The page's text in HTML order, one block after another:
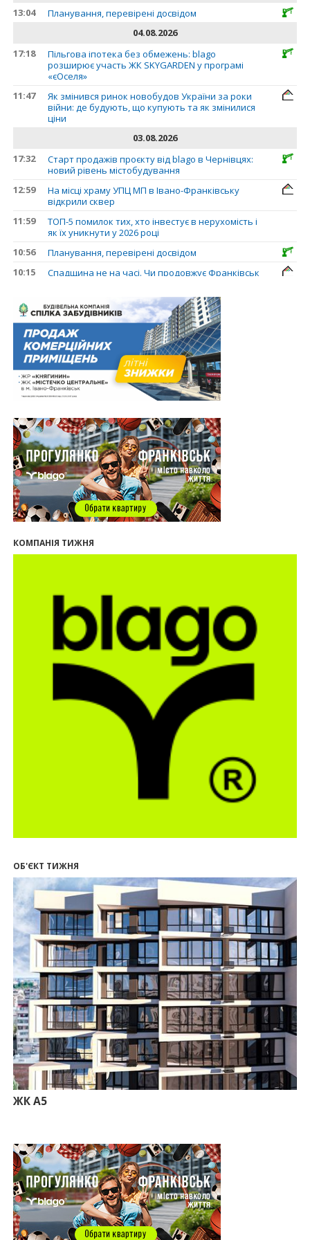
13:04
Планування, перевірені досвідом
04.08.2026
17:18
Пільгова іпотека без обмежень: blago
розширює участь ЖК SKYGARDEN у програмі
«єОселя»
11:47
Як змінився ринок новобудов України за роки
війни: де будують, що купують та як змінилися
ціни
03.08.2026
17:32
Старт продажів проєкту від blago в Чернівцях:
новий рівень містобудування
12:59
На місці храму УПЦ МП в Івано-Франківську
відкрили сквер
11:59
ТОП-5 помилок тих, хто інвестує в нерухомість і
як їх уникнути у 2026 році
10:56
Планування, перевірені досвідом
10:15
Спадщина не на часі. Чи продовжує Франківськ
31.07.2026
13:35
У Франківську анонсували новий житловий
масив «Надрічний»
30.07.2026
15:01
Ринок житла зміщується на захід: Франківськ —
серед лідерів за зростанням цін на новобудови
Панчишин про спадщину, забудову та
майбутнє міста
29.07.2026
13:31
Спадщина не на часі. Чи продовжує Франківськ
втрачати пам’ятки?
12:26
В Івано-Франківську розпочали будівництво
нового житлового масиву «Надрічний»
фахівців ринку нерухомості та девелоперів
для Івано-Франківська
Поліція затримала банду, яка привласнили
квартири у Києві та Франківську на понад 2,6
млн гривень
22.07.2026
Літо вигідних інвестицій: комерційні
приміщення зі знижками
21.07.2026
Як вибрати кольори для кухні у 2026 році
20.07.2026
У Поляниці та Франківську прокуратура стягує
понад 13 млн грн пайових внесків
17.07.2026
Введено в експлуатацію першу секцію ЖК
SKYGARDEN
11:50
Ведення фасадних робіт у 36 корпусі ЖР
“Княгинин”
09:24
Новобудови Франківська стрімко дорожчають:
скільки в середньому коштує квадратний метр
15.07.2026
12:06
На Франківщині житло за «єОселею» дешевше
на 21%
13.07.2026
10:56
У Франківську не знайшлося охочих купити
офісний комплекс збанкрутілої компанії з групи
«Приват»
09:25
Податок на нерухомість з 1 липня: як дізнатися
суму і правильно сплатити кошти
правила «єОселі» працюють на Прикарпатті
08.07.2026
14:00
Як поєднувати кольори в інтер’єрі: тренди 2026
року
12:38
Компанія співвласниці "Буковелю" викупить
землю в центрі Івано-Франківська
КОМПАНІЯ ТИЖНЯ
ОБ'ЄКТ ТИЖНЯ
ЖК А5